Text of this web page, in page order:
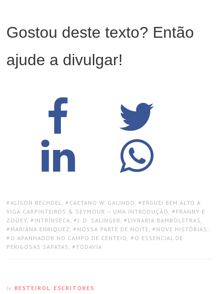
Gostou deste texto? Então
ajude a divulgar!
TAGS:
ALISON BECHDEL, CAETANO W. GALINDO , ERGUEI BEM ALTO A
VIGA CARPINTEIROS & SEYMOUR -- UMA INTRODUÇÃO , FRANNY E
ZOOEY, INTRÍNSECA, J. D. SALINGER, LIVRARIA BAMBOLETRAS ,
MARIANA ENRIQUEZ, NOSSA PARTE DE NOITE, NOVE HISTÓRIAS ,
O APANHADOR NO CAMPO DE CENTEIO , O ESSENCIAL DE
PERIGOSAS SAPATAS , TODAVIA
In BESTEIROL, ESCRITORES